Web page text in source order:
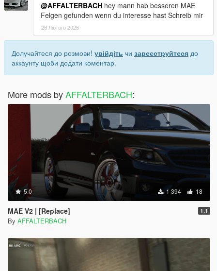
@AFFALTERBACH hey mann hab besseren MAE
Felgen gefunden wenn du interesse hast Schreib mir
26 Лютого 2026
Долучайтеся до розмови! увійдіть чи зареєструйтеся до
аккаунту щоби додати коментар.
More mods byAFFALTERBACH:
5.0 1 394 18
MAE V2 | [Replace] 1.1
By AFFALTERBACH